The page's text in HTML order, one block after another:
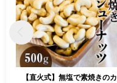
【直火式】無塩で素焼きのカ